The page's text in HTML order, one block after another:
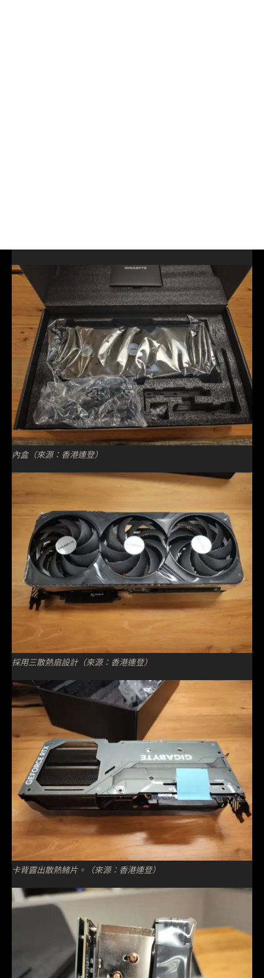
內盒（來源：香港連登）
採用三散熱扇設計（來源：香港連登）
卡背露出散熱鯺片。（來源：香港連登）